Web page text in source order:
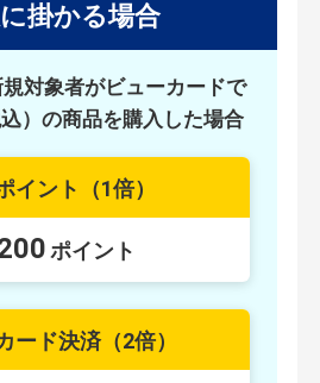
掛かる場合
対象者がビューカードで
）の商品を購入した場合
イント （1倍）
ポイント
ード決済（2倍）